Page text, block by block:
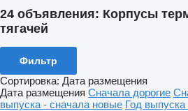
24 объявления: Корпусы
тягачей
Фильтр
Сортировка: Дата размещения
Дата размещения Сначала дорогие
выпуска - сначала новые Год